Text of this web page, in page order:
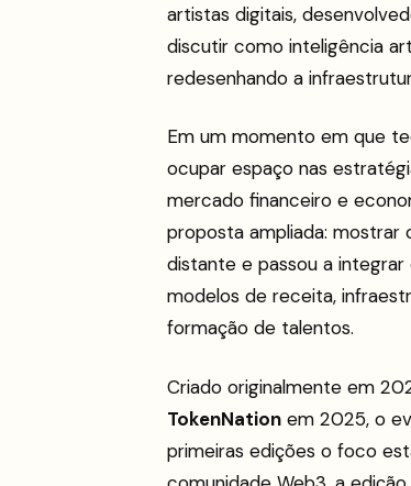
artistas digitais,
discutir como inteligência
redesenhando a
Em um momento em que
ocupar espaço nas
mercado financeiro e
proposta ampliada: mostrar
distante e passou a
modelos de receita,
formação de talentos.
Criado originalmente em
TokenNation em 2025, o
primeiras edições o foco